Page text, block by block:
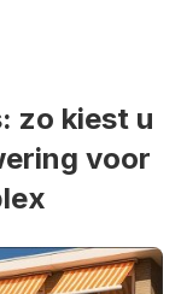
zo kiest u
voor